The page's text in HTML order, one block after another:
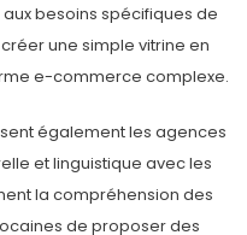
besoins spécifiques de
une simple vitrine en
e-commerce complexe.
également les agences
et linguistique avec les
la compréhension des
de proposer des